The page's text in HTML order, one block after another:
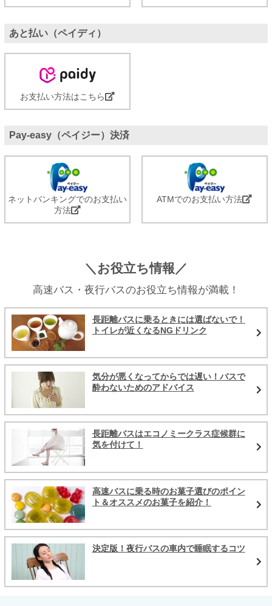
あと払い（ペイディ）
お支払い方法はこちら
Pay-easy（ペイジー）決済
ネットバンキングでのお支払い
方法
ATMでのお支払い方法
＼お役立ち情報／
高速バス・夜行バスのお役立ち情報が満載！
長距離バスに乗るときには選ばないで！
トイレが近くなるNGドリンク
気分が悪くなってからでは遅い！バスで
酔わないためのアドバイス
長距離バスはエコノミークラス症候群に
気を付けて！
高速バスに乗る時のお菓子選びのポイン
ト＆オススメのお菓子を紹介！
決定版！夜行バスの車内で睡眠するコツ